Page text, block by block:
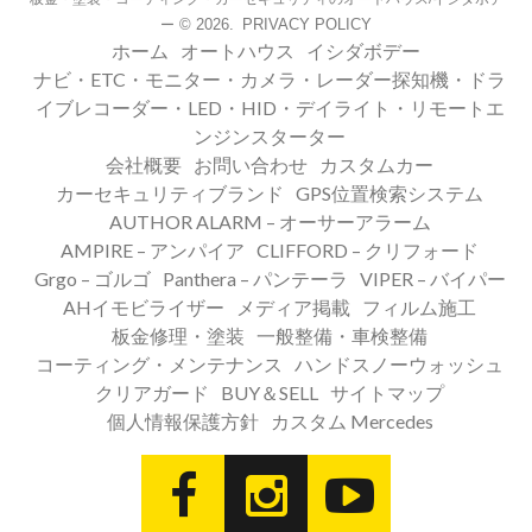
ー © 2026. PRIVACY POLICY
ホーム オートハウス
イシダボデー
ナビ・ETC・モニター・カメラ・レーダー探知機・ドラ
イブレコーダー・LED・HID・デイライト・リモートエ
ンジンスターター
会社概要 お問い合わせ
カスタムカー
カーセキュリティブランド
GPS位置検索システム
AUTHOR ALARM – オーサーアラーム
AMPIRE – アンパイア CLIFFORD – クリフォード
Grgo – ゴルゴ
Panthera – パンテーラ
VIPER – バイパー
AHイモビライザー
メディア掲載
フィルム施工
板金修理・塗装 一般整備・車検整備
コーティング・メンテナンス
ハンドスノーウォッシュ
クリアガード
BUY＆SELL サイトマップ
個人情報保護方針
カスタム Mercedes